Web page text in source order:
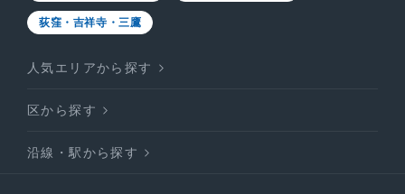
荻窪・吉祥寺・三鷹
人気エリアから探す
区から探す
沿線・駅から探す